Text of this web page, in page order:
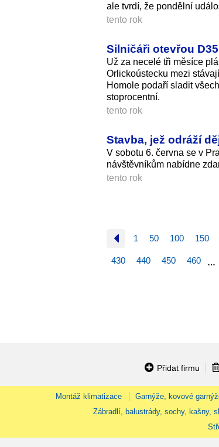
ale tvrdí, že pondělní
tento rok
Silničáři otevřou
Už za necelé tři měsíce
Orlickoústecku mezi
Homole podaří sladit
stoprocentní.
tento rok
Stavba, jež odráží
V sobotu 6. června se v
návštěvníkům nabídne
tento rok
1 50 100 150
430 440 450 460 …
Přidat firmu
Montáž klimatizace Garnýže, kovové
Zábradlí, balustrády, sochy, kašny,